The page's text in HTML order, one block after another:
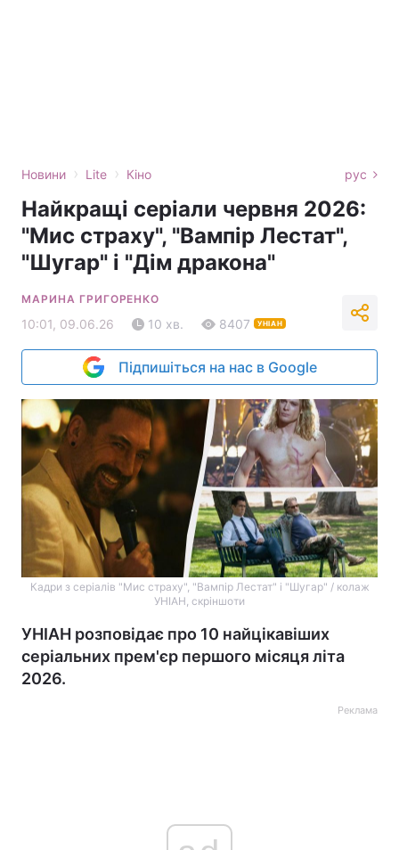
Новини › Lite › Кіно рус
Найкращі серіали червня 2026:
"Мис страху", "Вампір Лестат",
"Шугар" і "Дім дракона"
МАРИНА ГРИГОРЕНКО
10:01, 09.06.26 10 хв. 8407 УНІАН
Підпишіться на нас в Google
Кадри з серіалів "Мис страху", "Вампір Лестат" і "Шугар" / колаж
УНІАН, скріншоти
УНІАН розповідає про 10 найцікавіших
серіальних прем'єр першого місяця літа
2026.
Реклама